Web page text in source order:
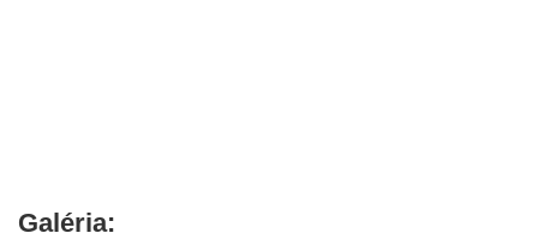
Galéria: